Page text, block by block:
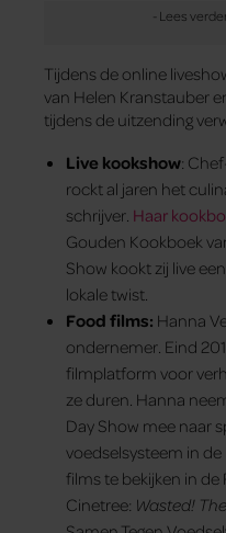
Tijdens de online
van Helen Kranstauber
tijdens de uitzending
Live kookshow:
rockt al jaren het
schrijver. Haar
Gouden Kookboek
Show kookt zij live
lokale twist.
Food films: Hanna
ondernemer. Eind
filmplatform voor
ze duren. Hanna
Day Show mee naar
voedselsysteem in de
films te bekijken in
Cinetree: Wasted!